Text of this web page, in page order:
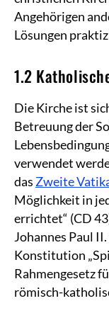
Angehörigen
Lösungen
1.2
Die Kirche ist
Betreuung der
verwendet
das Zweite
Möglichkeit in
errichtet“ (CD
Johannes Paul
Konstitution
Rahmengesetz
römisch-